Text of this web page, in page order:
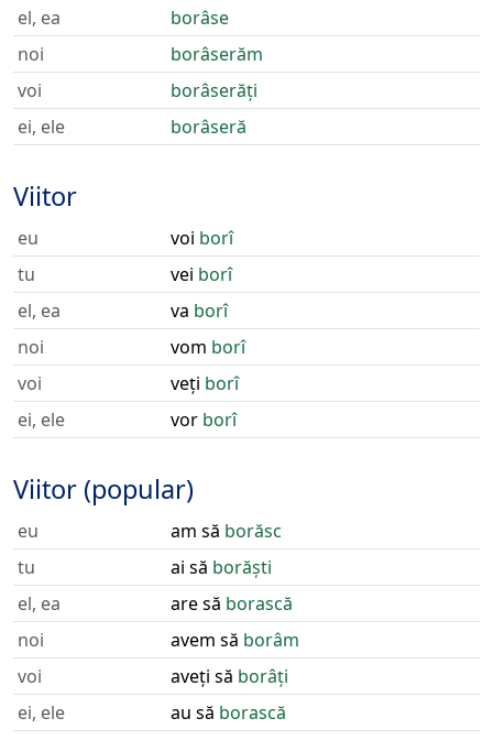
el, ea
borâse
noi
borâserăm
voi
borâserăți
ei, ele
borâseră
Viitor
eu voi borî
tu
vei borî
el, ea
va borî
noi
vom borî
voi
veți borî
ei, ele
vor borî
Viitor (popular)
eu am să borăsc
tu
ai să borăști
el, ea
are să borască
noi
avem să borâm
voi
aveți să borâți
ei, ele
au să borască